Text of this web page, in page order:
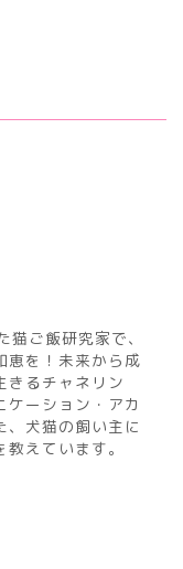
猫ご飯研究家で、
恵を！未来から成
きるチャネリン
ーション・アカ
、犬猫の飼い主に
えています。